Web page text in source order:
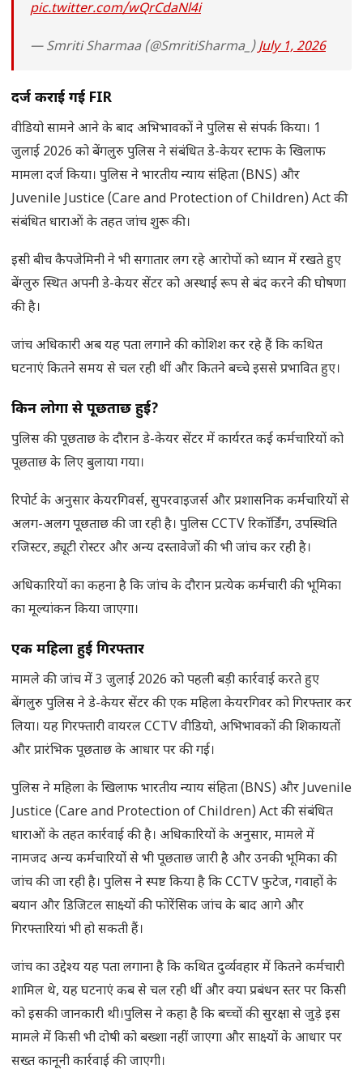
pic.twitter.com/wQrCdaNl4i
— Smriti Sharmaa (@SmritiSharma_)July 1, 2026
दर्ज कराई गई FIR
वीडियो सामने आने के बाद अभिभावकों ने पुलिस से संपर्क किया। 1
जुलाई 2026 को बेंगलुरु पुलिस ने संबंधित डे-केयर स्टाफ के खिलाफ
मामला दर्ज किया। पुलिस ने भारतीय न्याय संहिता (BNS) और
Juvenile Justice (Care and Protection of Children) Act की
संबंधित धाराओं के तहत जांच शुरू की।
इसी बीच कैपजेमिनी ने भी सगातार लग रहे आरोपों को ध्यान में रखते हुए
बेंग्लुरु स्थित अपनी डे-केयर सेंटर को अस्थाई रूप से बंद करने की घोषणा
की है।
जांच अधिकारी अब यह पता लगाने की कोशिश कर रहे हैं कि कथित
घटनाएं कितने समय से चल रही थीं और कितने बच्चे इससे प्रभावित हुए।
किन लोगों से पूछताछ हुई?
पुलिस की पूछताछ के दौरान डे-केयर सेंटर में कार्यरत कई कर्मचारियों को
पूछताछ के लिए बुलाया गया।
रिपोर्ट के अनुसार केयरगिवर्स, सुपरवाइजर्स और प्रशासनिक कर्मचारियों से
अलग-अलग पूछताछ की जा रही है। पुलिस CCTV रिकॉर्डिंग, उपस्थिति
रजिस्टर, ड्यूटी रोस्टर और अन्य दस्तावेजों की भी जांच कर रही है।
अधिकारियों का कहना है कि जांच के दौरान प्रत्येक कर्मचारी की भूमिका
का मूल्यांकन किया जाएगा।
एक महिला हुई गिरफ्तार
मामले की जांच में 3 जुलाई 2026 को पहली बड़ी कार्रवाई करते हुए
बेंगलुरु पुलिस ने डे-केयर सेंटर की एक महिला केयरगिवर को गिरफ्तार कर
लिया। यह गिरफ्तारी वायरल CCTV वीडियो, अभिभावकों की शिकायतों
और प्रारंभिक पूछताछ के आधार पर की गई।
पुलिस ने महिला के खिलाफ भारतीय न्याय संहिता (BNS) और Juvenile
Justice (Care and Protection of Children) Act की संबंधित
धाराओं के तहत कार्रवाई की है। अधिकारियों के अनुसार, मामले में
नामजद अन्य कर्मचारियों से भी पूछताछ जारी है और उनकी भूमिका की
जांच की जा रही है। पुलिस ने स्पष्ट किया है कि CCTV फुटेज, गवाहों के
बयान और डिजिटल साक्ष्यों की फोरेंसिक जांच के बाद आगे और
गिरफ्तारियां भी हो सकती हैं।
जांच का उद्देश्य यह पता लगाना है कि कथित दुर्व्यवहार में कितने कर्मचारी
शामिल थे, यह घटनाएं कब से चल रही थीं और क्या प्रबंधन स्तर पर किसी
को इसकी जानकारी थी।पुलिस ने कहा है कि बच्चों की सुरक्षा से जुड़े इस
मामले में किसी भी दोषी को बख्शा नहीं जाएगा और साक्ष्यों के आधार पर
सख्त कानूनी कार्रवाई की जाएगी।